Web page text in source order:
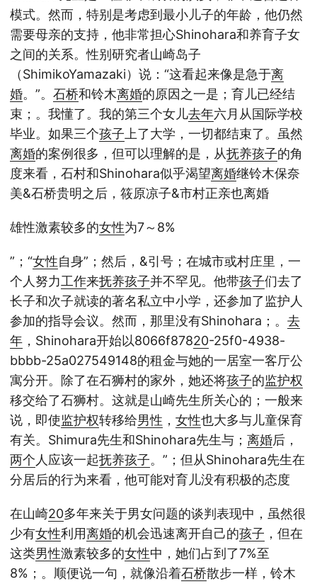
模式。然而，特别是考虑到最小儿子的年龄，他仍然
需要母亲的支持，他非常担心Shinohara和养育子女
之间的关系。性别研究者山崎岛子
（ShimikoYamazaki）说：“这看起来像是急于离
婚。”。 石桥和铃木离婚的原因之一是；育儿已经结
束；。我懂了。我的第三个女儿去年六月从国际学校
毕业。如果三个孩子上了大学，一切都结束了。虽然
离婚的案例很多，但可以理解的是，从抚养孩子的角
度来看，石村和Shinohara似乎渴望离婚继铃木保奈
美&石桥贵明之后，筱原凉子&市村正亲也离婚
雄性激素较多的女性为7～8%
”；“女性自身”；然后，&引号；在城市或村庄里，一
个人努力工作来抚养孩子并不罕见。他带孩子们去了
长子和次子就读的著名私立中小学，还参加了监护人
参加的指导会议。然而，那里没有Shinohara；。 去
年 ，Shinohara开始以8066f87820-25f0-4938-
bbbb-25a027549148的租金与她的一居室一客厅公
寓分开。除了在石狮村的家外，她还将孩子的监护权
移交给了石狮村。这就是山崎先生所关心的；一般来
说，即使监护权转移给男性 ， 女性也大多与儿童保育
有关。Shimura先生和Shinohara先生与； 离婚后，
两个人应该一起抚养孩子。”；但从Shinohara先生在
分居后的行为来看，他可能对育儿没有积极的态度
在山崎20多年来关于男女问题的谈判表现中，虽然很
少有女性利用离婚的机会迅速离开自己的孩子 ，但在
这类男性激素较多的女性中，她们占到了7%至
8%；。顺便说一句，就像沿着石桥散步一样，铃木